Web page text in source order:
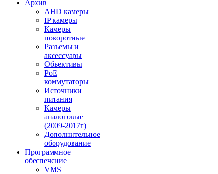
Архив
AHD камеры
IP камеры
Камеры
поворотные
Разъемы и
аксессуары
Объективы
PoE
коммутаторы
Источники
питания
Камеры
аналоговые
(2009-2017г)
Дополнительное
оборудование
Программное
обеспечение
VMS